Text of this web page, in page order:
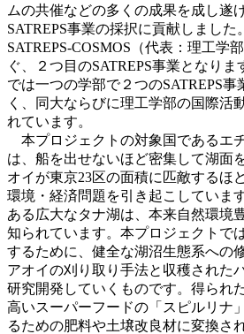
ムの共催などの多くの成果を成し遂
SATREPS事業の採択に貢献しました
SATREPS-COSMOS（代表：理工学
ぐ、２つ目のSATREPS事業となり
では一つの学部で２つのSATREPS
く、同大ならびに理工学部の国際活
れています。
本プロジェクトの対象国であるエ
は、船を出せないほど密集して湖面
オイが東京23区の面積に匹敵するほ
環境・経済問題を引き起こしていま
ある広大なタナ湖は、本来自然環境
知られています。本プロジェクトで
するために、健全な湖沼生態系への
アオイの刈り取り手法と収穫された
研究開発していくものです。得られ
高いスーパーフードの「スピルリナ
るための肥料や土壌改良材に変換さ